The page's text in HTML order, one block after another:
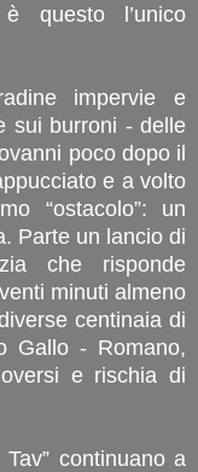
questo l’unico
impervie e
sui burroni - delle
poco dopo il
e a volto
“ostacolo”: un
Parte un lancio di
che risponde
minuti almeno
centinaia di
Gallo - Romano,
e rischia di
continuano a